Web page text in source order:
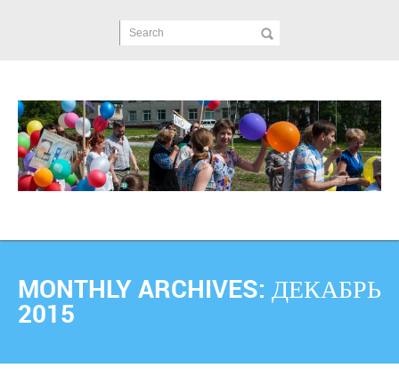
Search
MONTHLY ARCHIVES: ДЕКАБРЬ
2015